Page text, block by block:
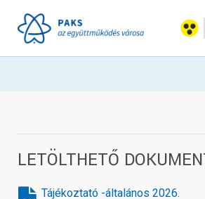
LETÖLTHETŐ
Tájékoztató -általános 2026.